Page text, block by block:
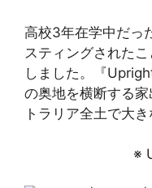
高校3年在学中だっ
スティングされた
しました。『
の奥地を横断する
トラリア全土で大
※